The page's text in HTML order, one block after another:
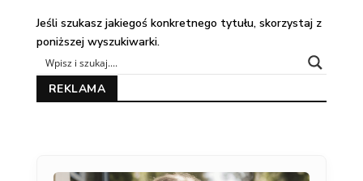
Jeśli szukasz jakiegoś konkretnego tytułu, skorzystaj z
poniższej wyszukiwarki.
REKLAMA